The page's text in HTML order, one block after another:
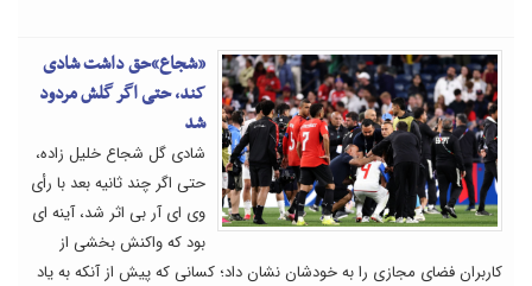
«شجاع»حق داشت شادی
کند، حتی اگر گلش مردود
شد
شادی گل شجاع خلیل زاده،
حتی اگر چند ثانیه بعد با رأی
وی ای آر بی اثر شد، آینه ای
بود که واکنش بخشی از
کاربران فضای مجازی را به خودشان نشان داد؛ کسانی که پیش از آنکه به یاد